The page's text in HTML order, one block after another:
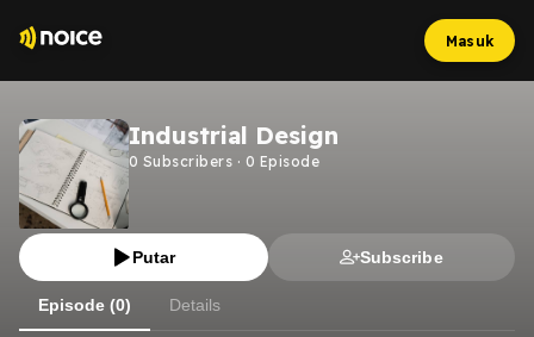
Masuk
Industrial Design
0 Subscribers · 0 Episode
Putar Subscribe
Episode (0) Details